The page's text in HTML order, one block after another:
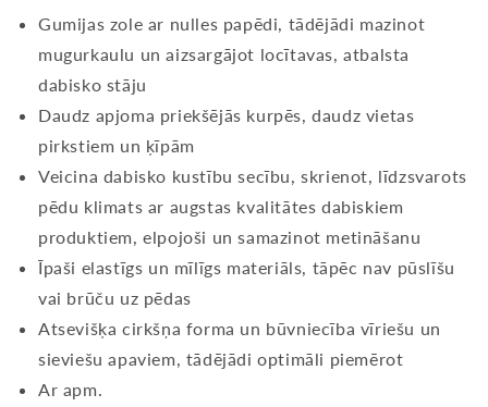
Gumijas zole ar nulles papēdi, tādējādi mazinot
mugurkaulu un aizsargājot locītavas, atbalsta
dabisko stāju
Daudz apjoma priekšējās kurpēs, daudz vietas
pirkstiem un ķīpām
Veicina dabisko kustību secību, skrienot, līdzsvarots
pēdu klimats ar augstas kvalitātes dabiskiem
produktiem, elpojoši un samazinot metināšanu
Īpaši elastīgs un mīlīgs materiāls, tāpēc nav pūslīšu
vai brūču uz pēdas
Atsevišķa cirkšņa forma un būvniecība vīriešu un
sieviešu apaviem, tādējādi optimāli piemērot
Ar apm.